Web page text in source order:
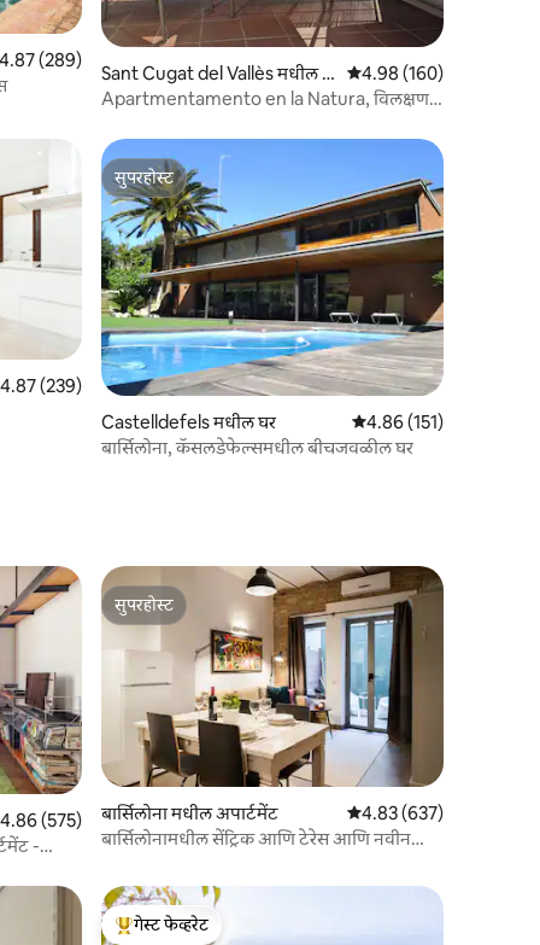
4.87 सरासरी रेटिंग, 289 रिव्ह्यूज
4.87 (289)
Sant Cugat del Vallès मधील घ
र
5 पैकी 4.98 सरासरी रेटिंग,
4.98 (160)
Apartmentamento en la Natura, विलक्षण
4.87 सरासरी रेटिंग, 239 रिव्ह्यूज
4.87 (239)
सुपरहोस्ट
सुपरहोस्ट
Castelldefels मधील घर 5 पैकी 4.86 सरासरी रेटिंग,
4.86 (151)
बार्सिलोना, कॅसलडेफेल्समधील बीचजवळील घर
4.86 सरासरी रेटिंग, 575 रिव्ह्यूज
4.86 (575)
-
सुपरहोस्ट
सुपरहोस्ट
बार्सिलोना मधील अपार्टमेंट 5 पैकी 4.83 सरासरी रेटिंग,
4.83 (637)
बार्सिलोनामधील सेंट्रिक आणि टेरेस आणि नवीन
टॉप गेस्ट फेव्हरेट
गेस्ट फेव्हरेट